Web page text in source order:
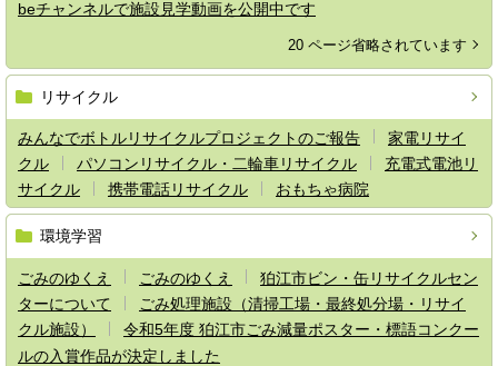
beチャンネルで施設見学動画を公開中です
20 ページ省略されています
リサイクル
みんなでボトルリサイクルプロジェクトのご報告
家電リサイ
クル
パソコンリサイクル・二輪車リサイクル
充電式電池リ
サイクル
携帯電話リサイクル おもちゃ病院
環境学習
ごみのゆくえ ごみのゆくえ
狛江市ビン・缶リサイクルセン
ターについて
ごみ処理施設（清掃工場・最終処分場・リサイ
クル施設）
令和5年度 狛江市ごみ減量ポスター・標語コンクー
ルの入賞作品が決定しました